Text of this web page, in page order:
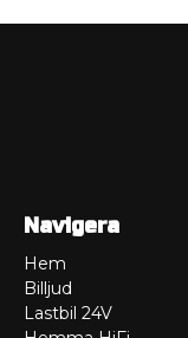
Navigera
Hem
Billjud
Lastbil 24V